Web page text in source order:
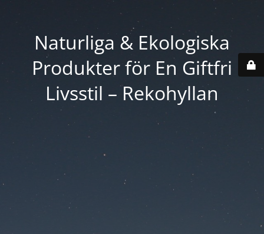
Naturliga & Ekologiska
Produkter för En Giftfri
Livsstil – Rekohyllan